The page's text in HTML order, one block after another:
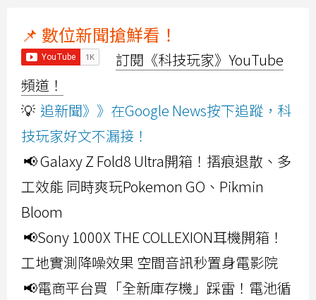
📌 數位新聞搶鮮看！
訂閱《科技玩家》YouTube
頻道！
💡 追新聞》》在Google News按下追蹤，科
技玩家好文不漏接！
📢 Galaxy Z Fold8 Ultra開箱！摺痕退散、多
工效能 同時爽玩Pokemon GO、Pikmin
Bloom
📢Sony 1000X THE COLLEXION耳機開箱！
工地實測降噪效果 空間音訊秒置身電影院
📢電商平台買「全新庫存機」踩雷！電池循